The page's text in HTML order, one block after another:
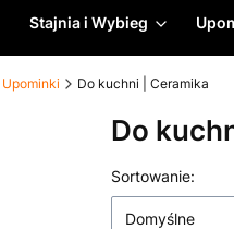
Stajnia i Wybieg
Upominki Do kuchni | Ceramika
Do
Lista
Sortowanie:
Domyślne